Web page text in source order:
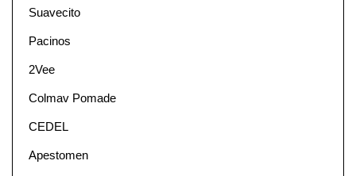
Suavecito
Pacinos
2Vee
Colmav Pomade
CEDEL
Apestomen